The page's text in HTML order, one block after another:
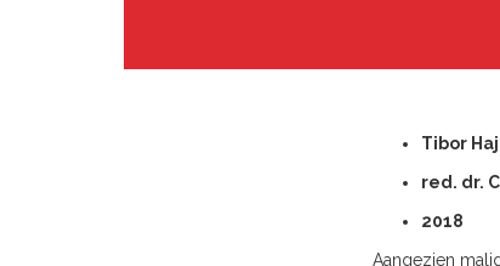
Tibor
red. dr.
2018
Aangezien